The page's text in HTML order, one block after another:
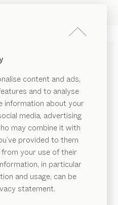
content and ads,
and to analyse
information about your
media, advertising
may combine it with
provided to them
your use of their
in particular
and usage, can be
statement.
die natürliche Schönheit
sind unsere
über viele Jahre. Dabei
zum Hoch- oder